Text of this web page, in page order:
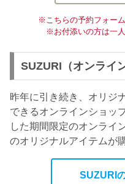
※こちらの予約フォー
※お付添いの方は一
SUZURI（オンライ
昨年に引き続き、オリジ
できるオンラインショッ
した期間限定のオンライ
のオリジナルアイテムが
SUZURI